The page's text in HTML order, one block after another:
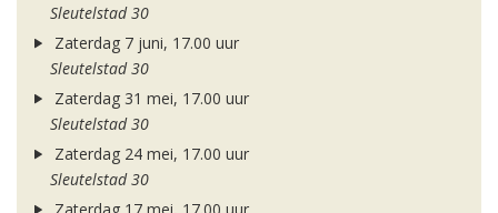
Sleutelstad 30
Zaterdag 7 juni, 17.00 uur
Sleutelstad 30
Zaterdag 31 mei, 17.00 uur
Sleutelstad 30
Zaterdag 24 mei, 17.00 uur
Sleutelstad 30